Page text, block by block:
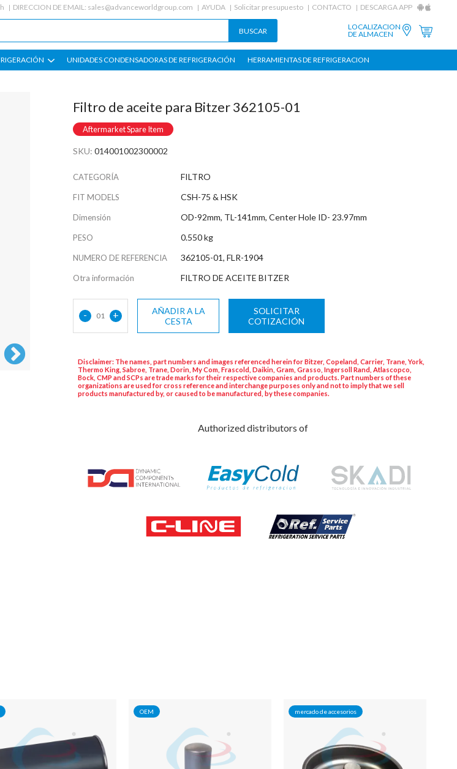
DIRECCION DE EMAIL: sales@advanceworldgroup.com AYUDA Solicitar presupuesto CONTACTO DESCARGA APP
LOCALIZACION
DE ALMACEN
UNIDADES CONDENSADORAS DE REFRIGERACIÓN HERRAMIENTAS DE REFRIGERACION
Filtro de aceite para Bitzer 362105-01
Aftermarket Spare Item
SKU: 014001002300002
CATEGORÍA FILTRO
FIT MODELS CSH-75 & HSK
Dimensión OD-92mm, TL-141mm, Center Hole ID- 23.97mm
PESO 0.550 kg
NUMERO DE REFERENCIA 362105-01, FLR-1904
Otra información FILTRO DE ACEITE BITZER
- 01 +
AÑADIR A LA
CESTA
SOLICITAR
COTIZACIÓN
Disclaimer: The names, part numbers and images referenced herein for Bitzer, Copeland, Carrier, Trane, York,
Thermo King, Sabroe, Trane, Dorin, My Com, Frascold, Daikin, Gram, Grasso, Ingersoll Rand, Atlascopco,
Bock, CMP and SCPs are trade marks for their respective companies and products. Part numbers of these
organizations are used for cross reference and interchange purposes only and not to imply that we sell
products manufactured by, or caused to be manufactured, by these companies.
Authorized distributors of
OEM mercado de accesorios